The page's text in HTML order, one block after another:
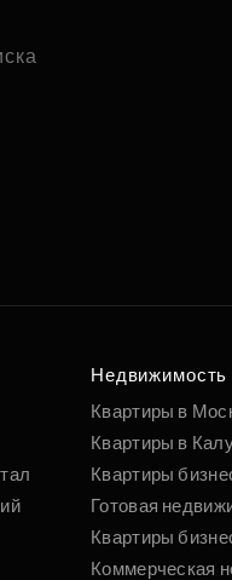
Недвижимость
Квартиры в
Квартиры в
Квартиры
Готовая
Квартиры
Коммерческая